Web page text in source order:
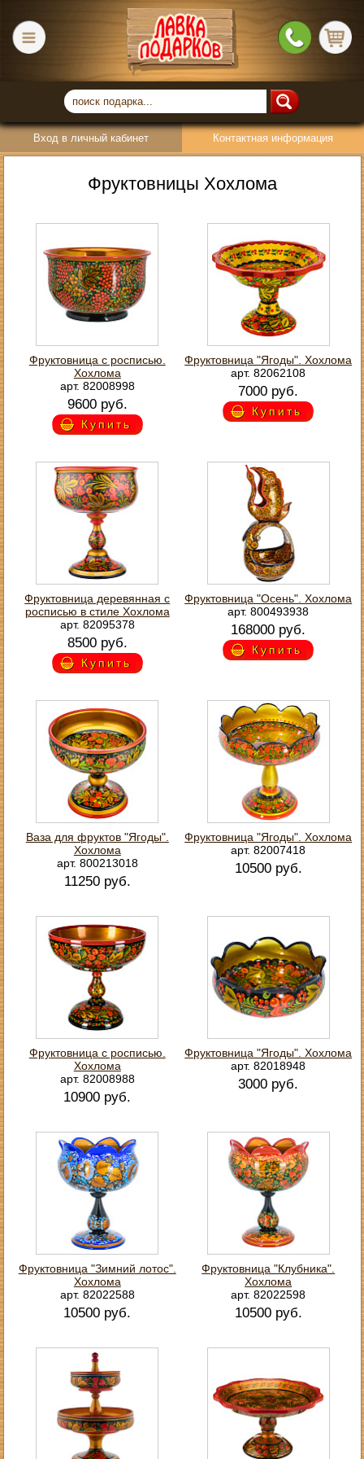
Вход в личный кабинет Контактная информация
Фруктовницы Хохлома
Фруктовница с росписью.
Хохлома
арт. 82008998
9600 руб.
Купить
Фруктовница "Ягоды". Хохлома
арт. 82062108
7000 руб.
Купить
Фруктовница деревянная с
росписью в стиле Хохлома
арт. 82095378
8500 руб.
Купить
Фруктовница "Осень". Хохлома
арт. 800493938
168000 руб.
Купить
Ваза для фруктов "Ягоды".
Хохлома
арт. 800213018
11250 руб.
Фруктовница "Ягоды". Хохлома
арт. 82007418
10500 руб.
Фруктовница с росписью.
Хохлома
арт. 82008988
10900 руб.
Фруктовница "Ягоды". Хохлома
арт. 82018948
3000 руб.
Фруктовница "Зимний лотос".
Хохлома
арт. 82022588
10500 руб.
Фруктовница "Клубника".
Хохлома
арт. 82022598
10500 руб.